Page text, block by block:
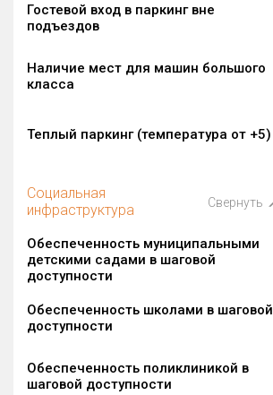
Гостевой вход в паркинг вне
подъездов
Наличие мест для машин большого
класса
Теплый паркинг (температура от +5)
Социальная
инфраструктура
Свернуть
Обеспеченность муниципальными
детскими садами в шаговой
доступности
Обеспеченность школами в шаговой
доступности
Обеспеченность поликлиникой в
шаговой доступности